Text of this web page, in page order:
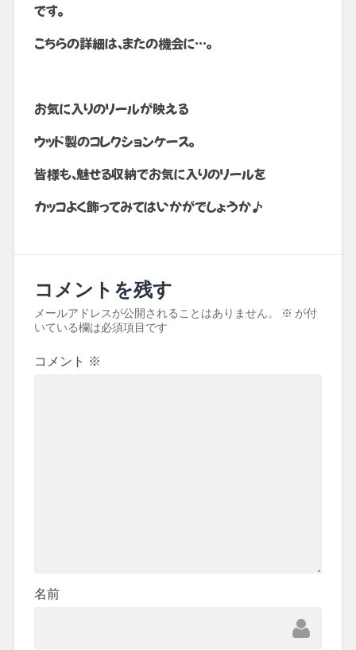
です。
こちらの詳細は、またの機会に…。
お気に入りのリールが映える
ウッド製のコレクションケース。
皆様も、魅せる収納でお気に入りのリールを
カッコよく飾ってみてはいかがでしょうか♪
コメントを残す
メールアドレスが公開されることはありません。 ※ が付
いている欄は必須項目です
コメント ※
名前